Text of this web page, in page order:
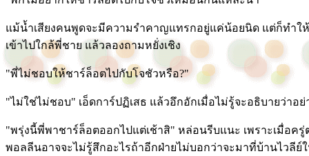
แม้น้ำเสียงคนพูดจะมีความรำคาญแทรกอยู่แค่น้อยนิด แต่ก็ทำ
เข้าไปใกล้พี่ชาย แล้วลองถามหยั่งเชิง
"พี่ไม่ชอบให้ชาร์ล็อตไปกับโจชัวหรือ?"
"ไม่ใช่ไม่ชอบ" เอ็ดการ์ปฏิเสธ แล้วอึกอักเมื่อไม่รู้จะอธิบายว่าอ
"พรุ่งนี้พี่พาชาร์ล็อตออกไปแต่เช้าสิ" หล่อนรีบแนะ เพราะเมื่อครู่
พอลลีนอาจจะไม่รู้สึกอะไรถ้าอีกฝ่ายไม่บอกว่าจะมาที่บ้านไวลีย์